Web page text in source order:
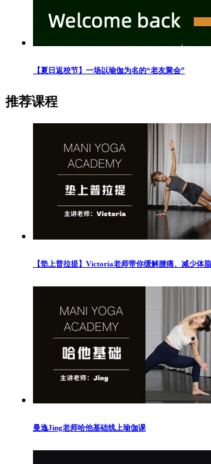
【夏日返校节】一场以瑜伽为名的“老友聚会”
推荐课程
【垫上普拉提】Victoria老师带你缓解腰痛、减少体
曼逸Jing老师哈他基础线上瑜伽课